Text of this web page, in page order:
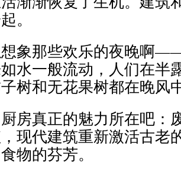
。
象那些欢乐的夜晚啊
水一般流动，人们在半
树和无花果树都在晚风
房真正的魅力所在吧：
现代建筑重新激活古老
物的芬芳。